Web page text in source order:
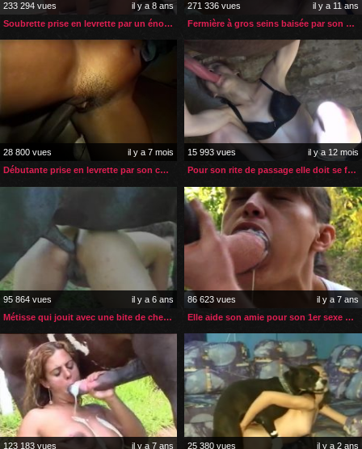
233 294 vues
il y a 8 ans
Soubrette prise en levrette par un énorme chien
271 336 vues
il y a 11 ans
Fermière à gros seins baisée par son chien
28 800 vues
il y a 7 mois
Débutante prise en levrette par son cheval
15 993 vues
il y a 12 mois
Pour son rite de passage elle doit se faire baiser par un cheval
95 864 vues
il y a 6 ans
Métisse qui jouit avec une bite de cheval dans le cul
86 623 vues
il y a 7 ans
Elle aide son amie pour son 1er sexe et sperme de cheval
123 183 vues il y a 7 ans 25 380 vues il y a 2 ans